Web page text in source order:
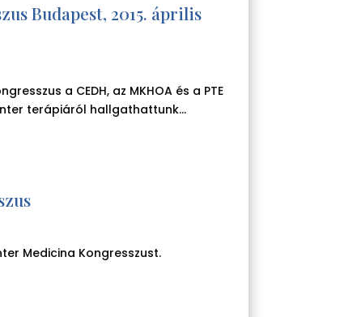
Budapest, 2015. április
a CEDH, az MKHOA és a PTE
terápiáról hallgathattunk...
Medicina Kongresszust.